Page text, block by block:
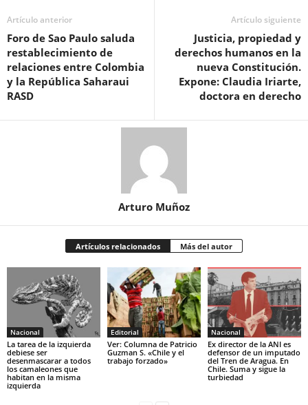
Artículo anterior
Foro de Sao Paulo saluda
restablecimiento de
relaciones entre Colombia
y la República Saharaui
RASD
Artículo siguiente
Justicia, propiedad y
derechos humanos en la
nueva Constitución.
Expone: Claudia Iriarte,
doctora en derecho
Arturo Muñoz
Artículos relacionados Más del autor
Nacional
La tarea de la izquierda
debiese ser
desenmascarar a todos
los camaleones que
habitan en la misma
izquierda
Editorial
Ver: Columna de Patricio
Guzman S. «Chile y el
trabajo forzado»
Nacional
Ex director de la ANI es
defensor de un imputado
del Tren de Aragua. En
Chile. Suma y sigue la
turbiedad